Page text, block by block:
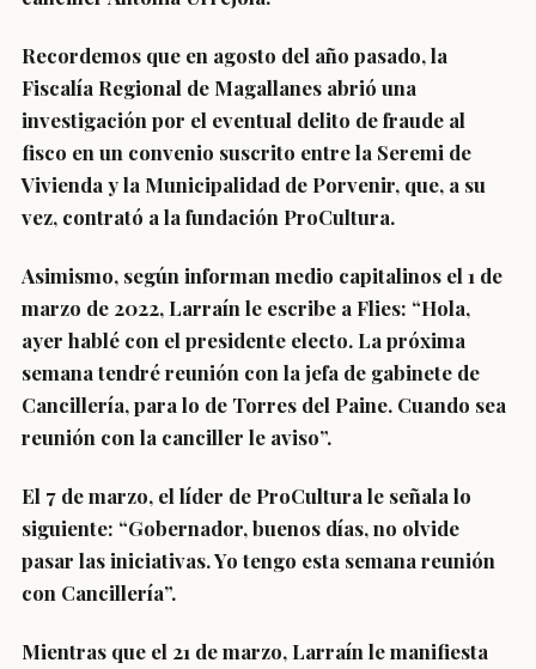
Recordemos que en agosto del año pasado, la
Fiscalía Regional de Magallanes abrió una
investigación por el eventual delito de fraude al
fisco en un convenio suscrito entre la Seremi de
Vivienda y la Municipalidad de Porvenir, que, a su
vez, contrató a la fundación ProCultura.
Asimismo, según informan medio capitalinos el 1 de
marzo de 2022, Larraín le escribe a Flies: “Hola,
ayer hablé con el presidente electo. La próxima
semana tendré reunión con la jefa de gabinete de
Cancillería, para lo de Torres del Paine. Cuando sea
reunión con la canciller le aviso”.
El 7 de marzo, el líder de ProCultura le señala lo
siguiente: “Gobernador, buenos días, no olvide
pasar las iniciativas. Yo tengo esta semana reunión
con Cancillería”.
Mientras que el 21 de marzo, Larraín le manifiesta